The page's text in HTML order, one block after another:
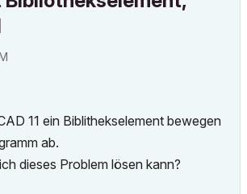
11 ein Biblithekselement bewegen
ab.
dieses Problem lösen kann?